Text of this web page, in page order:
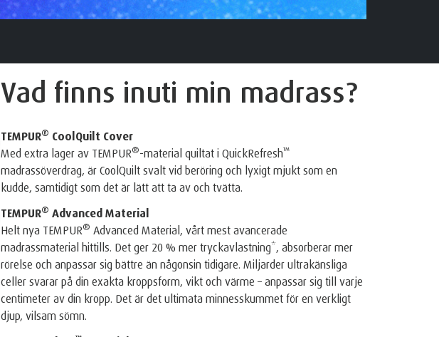
Vad finns inuti min madrass?
TEMPUR® CoolQuilt Cover
Med extra lager av TEMPUR®-material quiltat i QuickRefresh™
madrassöverdrag, är CoolQuilt svalt vid beröring och lyxigt mjukt som en
kudde, samtidigt som det är lätt att ta av och tvätta.
TEMPUR® Advanced Material
Helt nya TEMPUR® Advanced Material, vårt mest avancerade
madrassmaterial hittills. Det ger 20 % mer tryckavlastning*, absorberar mer
rörelse och anpassar sig bättre än någonsin tidigare. Miljarder ultrakänsliga
celler svarar på din exakta kroppsform, vikt och värme – anpassar sig till varje
centimeter av din kropp. Det är det ultimata minnesskummet för en verkligt
djup, vilsam sömn.